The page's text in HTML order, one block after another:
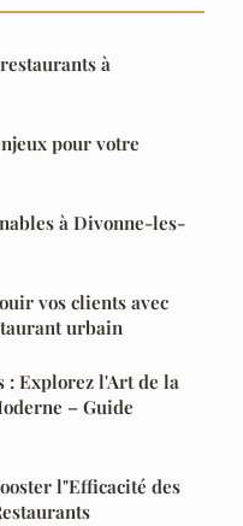
à
pour votre
à Divonne-les-
vos clients avec
urbain
: Explorez l'Art de la
– Guide
l"Efficacité des